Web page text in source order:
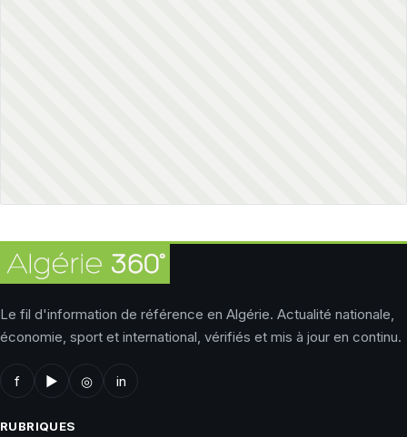
Le fil d'information de référence en Algérie. Actualité nationale,
économie, sport et international, vérifiés et mis à jour en continu.
f ▶ ◎ in
RUBRIQUES